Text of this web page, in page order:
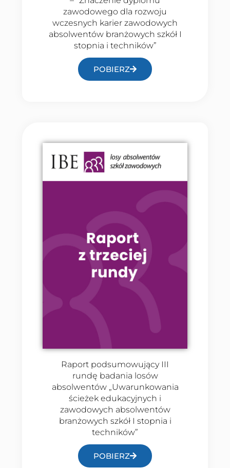
zawodowego dla rozwoju
wczesnych karier zawodowych
absolwentów branżowych szkół I
stopnia i techników”
POBIERZ
Raport podsumowujący III
rundę badania losów
absolwentów „Uwarunkowania
ścieżek edukacyjnych i
zawodowych absolwentów
branżowych szkół I stopnia i
techników”
POBIERZ